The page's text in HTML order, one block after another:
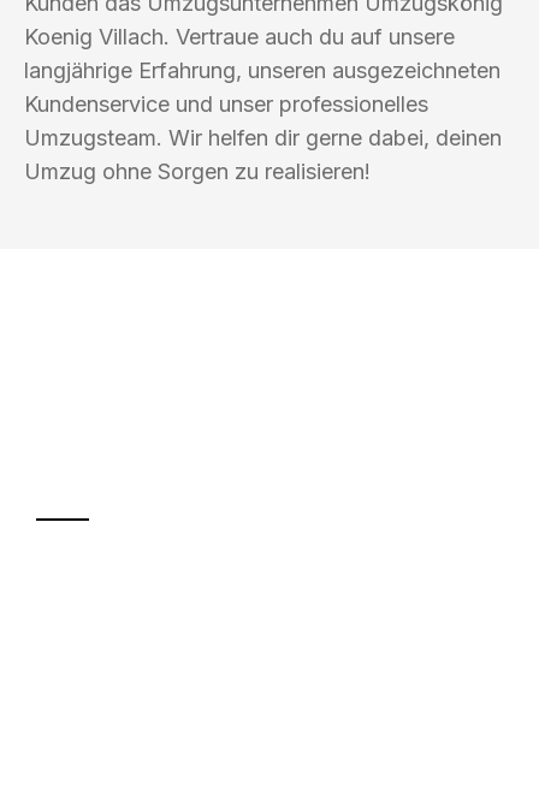
Koenig Villach. Vertraue auch du auf unsere
langjährige Erfahrung, unseren ausgezeichneten
Kundenservice und unser professionelles
Umzugsteam. Wir helfen dir gerne dabei, deinen
Umzug ohne Sorgen zu realisieren!